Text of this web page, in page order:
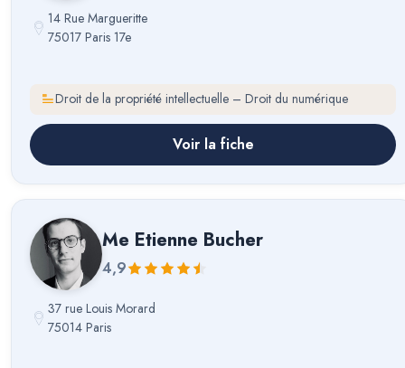
14 Rue Margueritte
75017 Paris 17e
Droit de la propriété intellectuelle – Droit du numérique
Voir la fiche
Me Etienne Bucher
4,9
37 rue Louis Morard
75014 Paris